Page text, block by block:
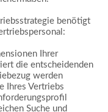
benötigt
Ihrer
die entscheidenden
werden
Ihres Vertriebs
Suche und